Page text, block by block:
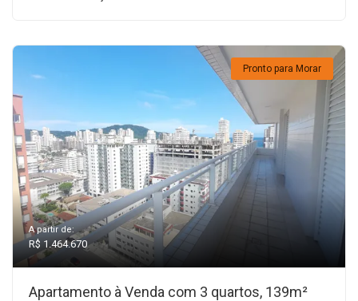
Pronto para Morar
A partir de:
R$ 1.464.670
Apartamento à Venda com 3 quartos, 139m²